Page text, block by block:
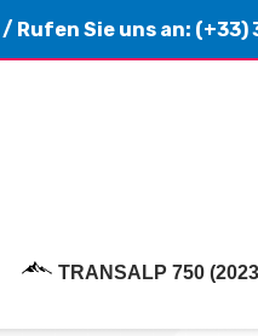
/ Rufen Sie uns an: (+33)
TRANSALP 750